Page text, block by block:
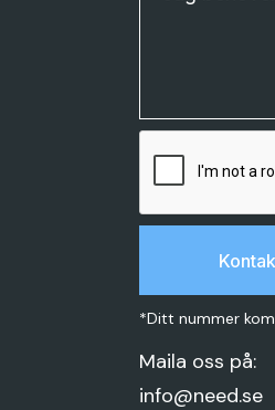
*Ditt nummer
Maila oss på:
info@need.se